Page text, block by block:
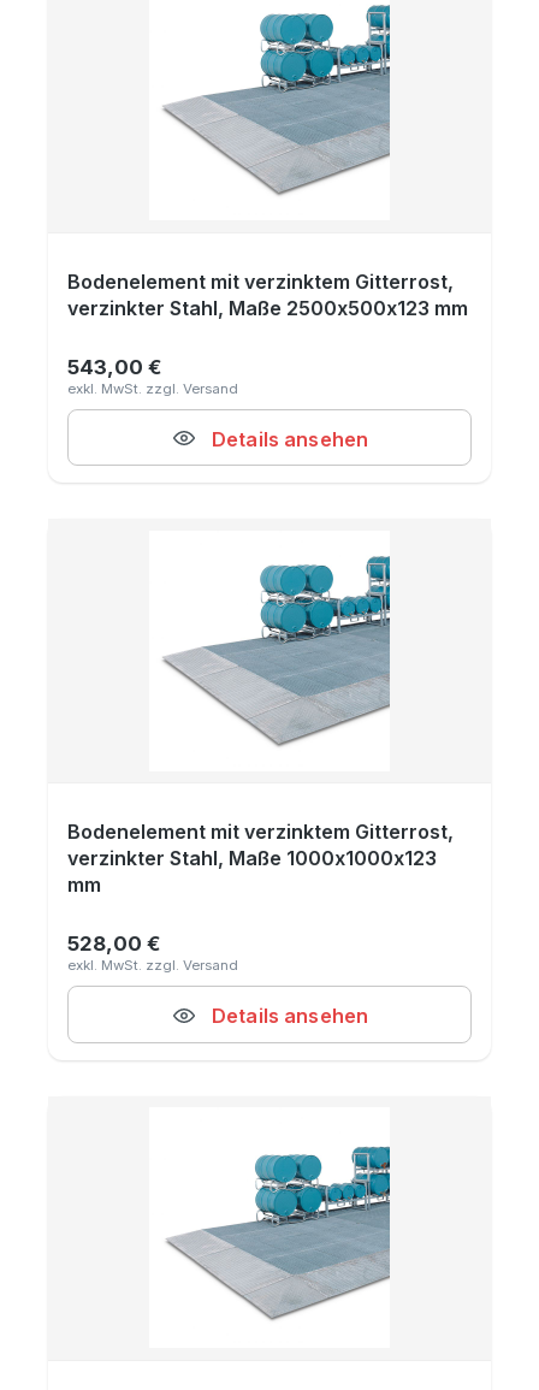
Bodenelement mit verzinktem Gitterrost,
verzinkter Stahl, Maße 2500x500x123 mm
Regulärer Preis:
543,00 €
Details ansehen
Bodenelement mit verzinktem Gitterrost,
verzinkter Stahl, Maße 1000x1000x123
mm
Regulärer Preis:
528,00 €
Details ansehen